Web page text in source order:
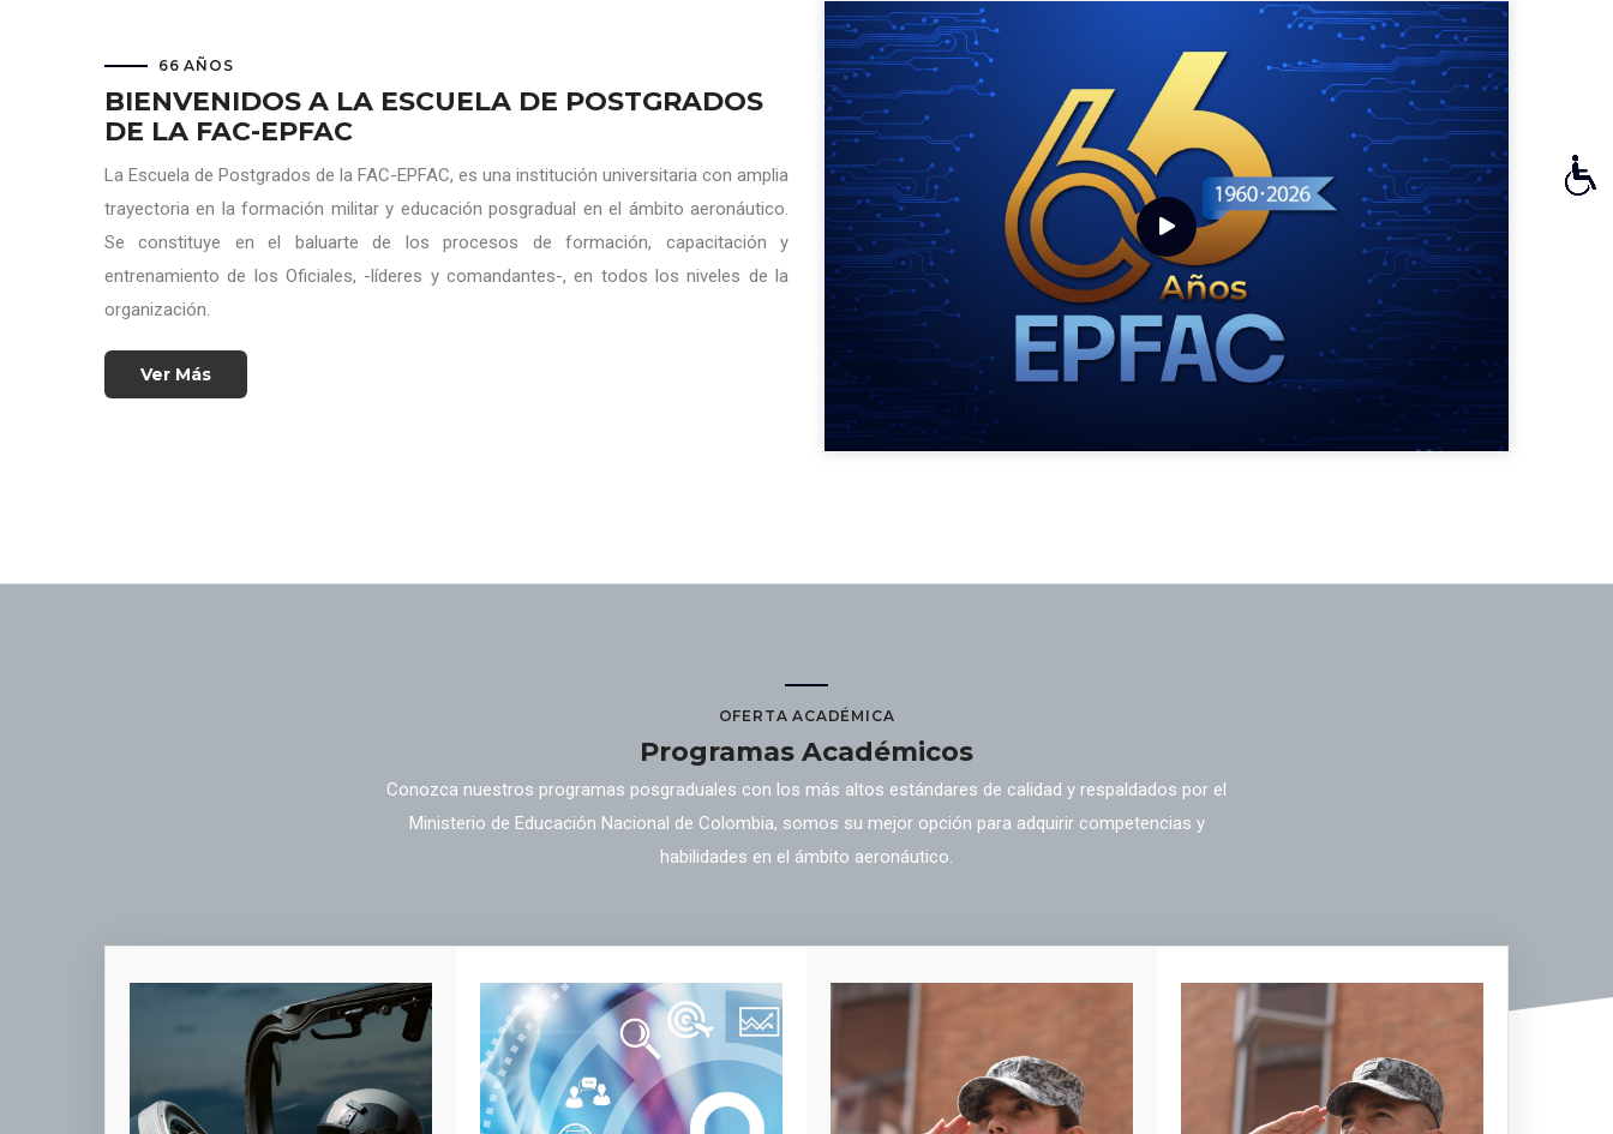
66 AÑOS
BIENVENIDOS A LA ESCUELA DE POSTGRADOS
DE LA FAC-EPFAC
La Escuela de Postgrados de la FAC-EPFAC, es una institución universitaria con amplia
trayectoria en la formación militar y educación posgradual en el ámbito aeronáutico.
Se constituye en el baluarte de los procesos de formación, capacitación y
entrenamiento de los Oficiales, -líderes y comandantes-, en todos los niveles de la
organización.
Ver Más
OFERTA ACADÉMICA
Programas Académicos
Conozca nuestros programas posgraduales con los más altos estándares de calidad y respaldados por el
Ministerio de Educación Nacional de Colombia, somos su mejor opción para adquirir competencias y
habilidades en el ámbito aeronáutico.